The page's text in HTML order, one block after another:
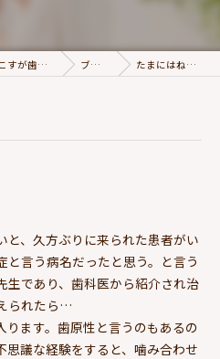
府中市の歯医者は高い志を持つこすが歯科医院 ブログ たまにはね！２
と、久方ぶりに来られた患者がい
言う病名だったと思う。と言う
生であり、歯科医から紹介され治
られたら…
ます。歯原性と言うのもあるの
思議な経験をすると、噛み合わせ